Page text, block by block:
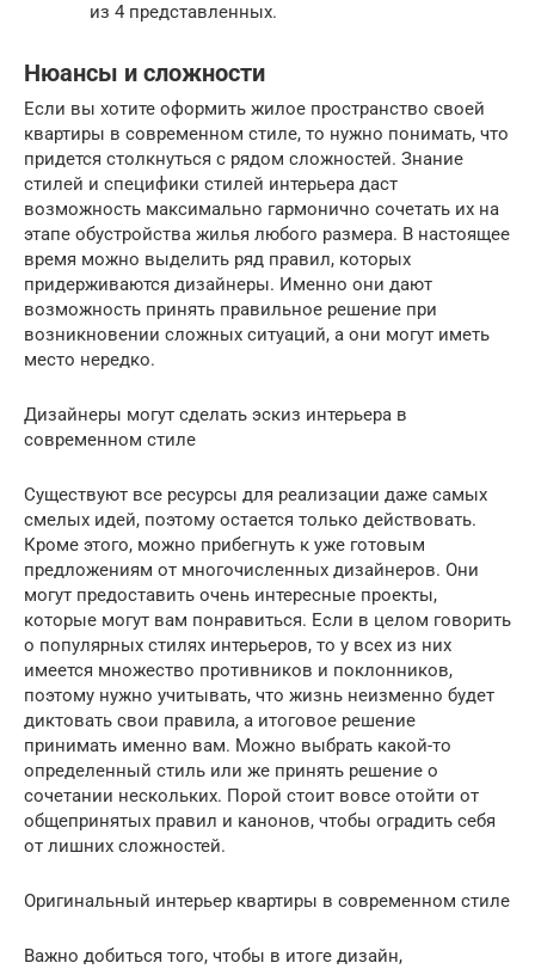
из 4 представленных.
Нюансы и сложности
Если вы хотите оформить жилое пространство своей
квартиры в современном стиле, то нужно понимать, что
придется столкнуться с рядом сложностей. Знание
стилей и специфики стилей интерьера даст
возможность максимально гармонично сочетать их на
этапе обустройства жилья любого размера. В настоящее
время можно выделить ряд правил, которых
придерживаются дизайнеры. Именно они дают
возможность принять правильное решение при
возникновении сложных ситуаций, а они могут иметь
место нередко.
Дизайнеры могут сделать эскиз интерьера в
современном стиле
Существуют все ресурсы для реализации даже самых
смелых идей, поэтому остается только действовать.
Кроме этого, можно прибегнуть к уже готовым
предложениям от многочисленных дизайнеров. Они
могут предоставить очень интересные проекты,
которые могут вам понравиться. Если в целом говорить
о популярных стилях интерьеров, то у всех из них
имеется множество противников и поклонников,
поэтому нужно учитывать, что жизнь неизменно будет
диктовать свои правила, а итоговое решение
принимать именно вам. Можно выбрать какой-то
определенный стиль или же принять решение о
сочетании нескольких. Порой стоит вовсе отойти от
общепринятых правил и канонов, чтобы оградить себя
от лишних сложностей.
Оригинальный интерьер квартиры в современном стиле
Важно добиться того, чтобы в итоге дизайн,